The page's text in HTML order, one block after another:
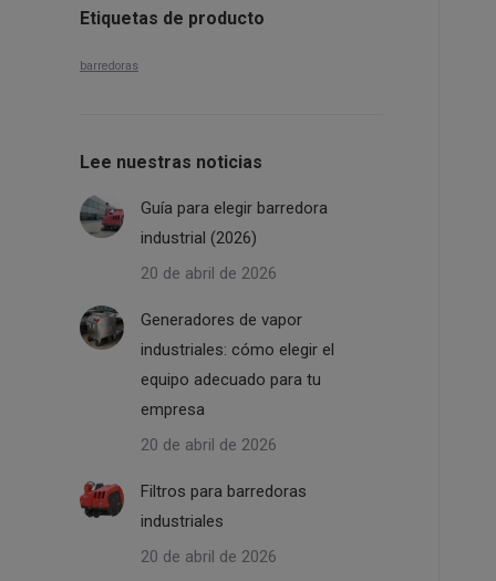
Etiquetas de producto
barredoras
Lee nuestras noticias
Guía para elegir barredora
industrial (2026)
20 de abril de 2026
Generadores de vapor
industriales: cómo elegir el
equipo adecuado para tu
empresa
20 de abril de 2026
Filtros para barredoras
industriales
20 de abril de 2026